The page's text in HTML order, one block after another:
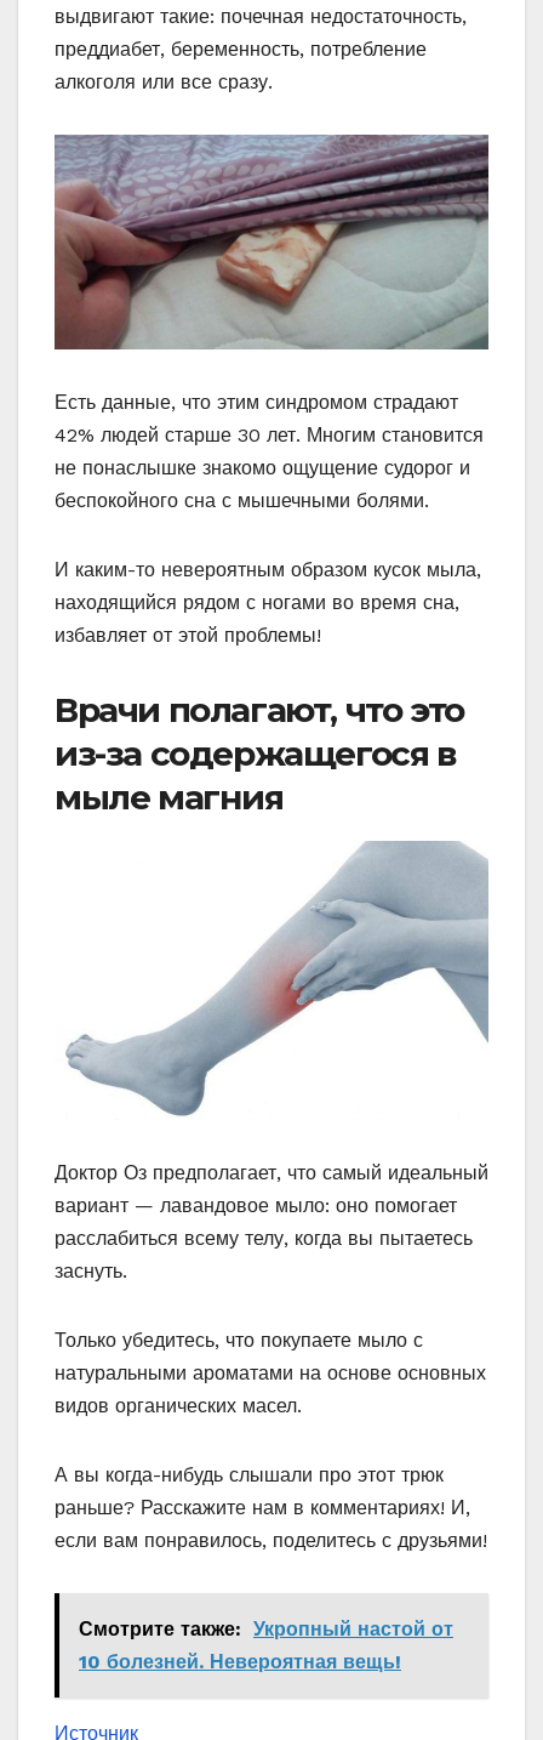
выдвигают такие: почечная недостаточность,
преддиабет, беременность, потребление
алкоголя или все сразу.
Есть данные, что этим синдромом страдают
42% людей старше 30 лет. Многим становится
не понаслышке знакомо ощущение судорог и
беспокойного сна с мышечными болями.
И каким-то невероятным образом кусок мыла,
находящийся рядом с ногами во время сна,
избавляет от этой проблемы!
Врачи полагают, что это
из-за содержащегося в
мыле магния
Доктор Оз предполагает, что самый идеальный
вариант — лавандовое мыло: оно помогает
расслабиться всему телу, когда вы пытаетесь
заснуть.
Только убедитесь, что покупаете мыло с
натуральными ароматами на основе основных
видов органических масел.
А вы когда-нибудь слышали про этот трюк
раньше? Расскажите нам в комментариях! И,
если вам понравилось, поделитесь с друзьями!
Смотрите также: Укропный настой от
10 болезней. Невероятная вещь!
Источник